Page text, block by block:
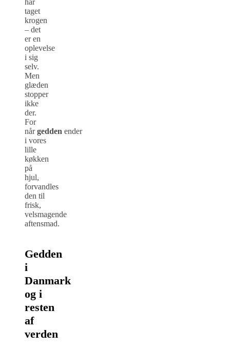
har
taget
krogen
– det
er en
oplevelse
i sig
selv.
Men
glæden
stopper
ikke
der.
For
nårgedden ender
i vores
lille
køkken
på
hjul,
forvandles
den til
frisk,
velsmagende
aftensmad.
Gedden
i
Danmark
og i
resten
af
verden